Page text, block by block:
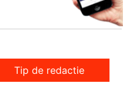
Tip de redactie